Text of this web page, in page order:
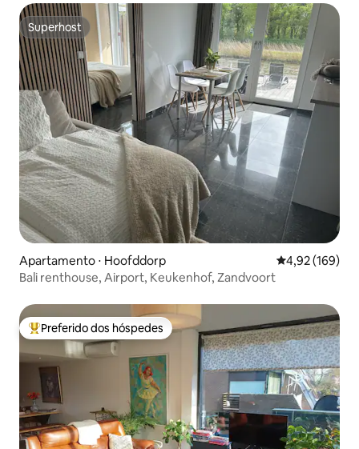
Superhost
Superhost
Apartamento ⋅ Hoofddorp 4,92 de uma
4,92 (169)
Bali renthouse, Airport, Keukenhof, Zandvoort
Entre os melhores preferidos dos hóspedes
Preferido dos hóspedes